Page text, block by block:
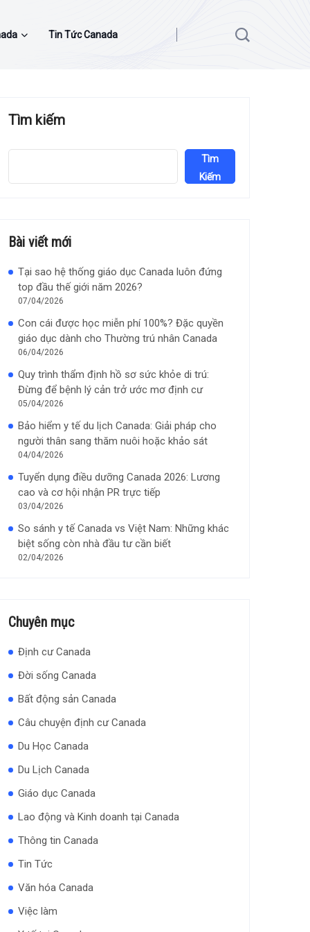
Tin Tức Canada
Tìm kiếm
Tìm
Kiếm
Bài viết mới
Tại sao hệ thống giáo dục Canada luôn đứng
top đầu thế giới năm 2026?
07/04/2026
Con cái được học miễn phí 100%? Đặc quyền
giáo dục dành cho Thường trú nhân Canada
06/04/2026
Quy trình thẩm định hồ sơ sức khỏe di trú:
Đừng để bệnh lý cản trở ước mơ định cư
05/04/2026
Bảo hiểm y tế du lịch Canada: Giải pháp cho
người thân sang thăm nuôi hoặc khảo sát
04/04/2026
Tuyển dụng điều dưỡng Canada 2026: Lương
cao và cơ hội nhận PR trực tiếp
03/04/2026
So sánh y tế Canada vs Việt Nam: Những khác
biệt sống còn nhà đầu tư cần biết
02/04/2026
Chuyên mục
Định cư Canada
Đời sống Canada
Bất động sản Canada
Câu chuyện định cư Canada
Du Học Canada
Du Lịch Canada
Giáo dục Canada
Lao động và Kinh doanh tại Canada
Thông tin Canada
Tin Tức
Văn hóa Canada
Việc làm